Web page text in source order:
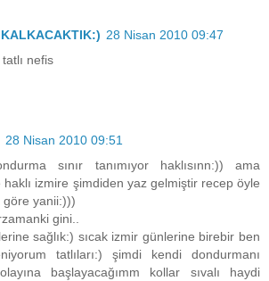
28 Nisan 2010 09:47
nefis
28 Nisan 2010 09:51
sınır tanımıyor haklısınn:)) ama
haklı izmire şimdiden yaz gelmiştir recep öyle
yanii:)))
gini..
sağlık:) sıcak izmir günlerine birebir ben
tatlıları:) şimdi kendi dondurmanı
başlayacağımm kollar sıvalı haydi